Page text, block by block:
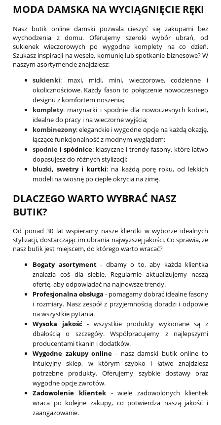
MODA DAMSKA NA WYCIĄGNIĘCIE RĘKI
Nasz butik online damski pozwala cieszyć się zakupami bez
wychodzenia z domu. Oferujemy szeroki wybór ubrań, od
sukienek wieczorowych po wygodne komplety na co dzień.
Szukasz inspiracji na wesele, komunię lub spotkanie biznesowe? W
naszym asortymencie znajdziesz:
sukienki: maxi, midi, mini, wieczorowe, codzienne i
okolicznościowe. Każdy fason to połączenie nowoczesnego
designu z komfortem noszenia;
komplety: marynarki i spodnie dla nowoczesnych kobiet,
idealne do pracy i na wieczorne wyjścia;
kombinezony: eleganckie i wygodne opcje na każdą okazję,
łączące funkcjonalność z modnym wyglądem;
spodnie i spódnice: klasyczne i trendy fasony, które łatwo
dopasujesz do różnych stylizacji;
bluzki, swetry i kurtki: na każdą porę roku, od lekkich
modeli na wiosnę po ciepłe okrycia na zimę.
DLACZEGO WARTO WYBRAĆ NASZ
BUTIK?
Od ponad 30 lat wspieramy nasze klientki w wyborze idealnych
stylizacji, dostarczając im ubrania najwyższej jakości. Co sprawia, że
nasz butik jest miejscem, do którego warto wracać?
Bogaty asortyment- dbamy o to, aby każda klientka
znalazła coś dla siebie. Regularnie aktualizujemy naszą
ofertę, aby odpowiadać na najnowsze trendy.
Profesjonalna obsługa - pomagamy dobrać idealne fasony
i rozmiary. Nasz zespół z przyjemnością doradzi i odpowie
na wszystkie pytania.
Wysoka jakość- wszystkie produkty wykonane są z
dbałością o szczegóły. Współpracujemy z najlepszymi
producentami tkanin i dodatków.
Wygodne zakupy online - nasz damski butik online to
intuicyjny sklep, w którym szybko i łatwo znajdziesz
potrzebne produkty. Oferujemy szybkie dostawy oraz
wygodne opcje zwrotów.
Zadowolenie klientek- wiele zadowolonych klientek
wraca po kolejne zakupy, co potwierdza naszą jakość i
zaangażowanie.